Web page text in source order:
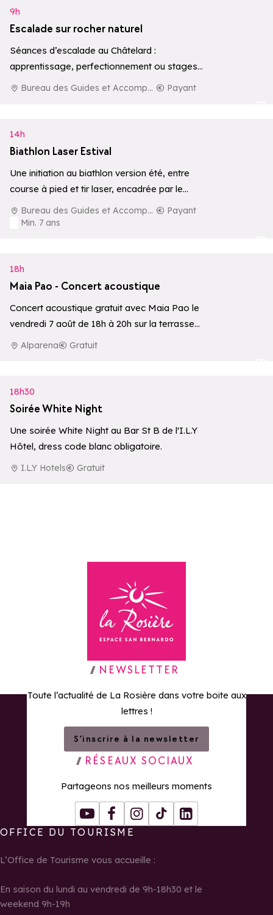
9h
Escalade sur rocher naturel
Séances d’escalade au Châtelard :
apprentissage, perfectionnement ou stages
sur rocher naturel.
Bureau des Guides et Accompagnateurs de La Rosière
Payant
14h
Biathlon Laser Estival
Une initiation au biathlon version été, entre
course à pied et tir laser, encadrée par le
Bureau des Guides et…
Bureau des Guides et Accompagnateurs de La Rosière
Payant
Min. 7 ans
18h
Maia Pao - Concert acoustique
Concert acoustique gratuit avec Maia Pao le
vendredi 7 août de 18h à 20h sur la terrasse
de l’Hôtel Alparena**…
Alparena
Gratuit
18h30
Soirée White Night
Une soirée White Night au Bar St B de l'I.L.Y
Hôtel, dress code blanc obligatoire.
I.L.Y Hotels Gratuit
Retour à la page d'accueil
NEWSLETTER
Toute l’actualité de La Rosière dans votre boite aux
lettres !
S’inscrire à la newsletter
RÉSEAUX SOCIAUX
Partageons nos meilleurs moments
YoutubeFacebookInstagram
Tiktok LinkedIn
OFFICE DU TOURISME
L’Office de Tourisme vous accueille :
En saison du lundi au vendredi de 9h-18h30 et le
weekend 9h-19h